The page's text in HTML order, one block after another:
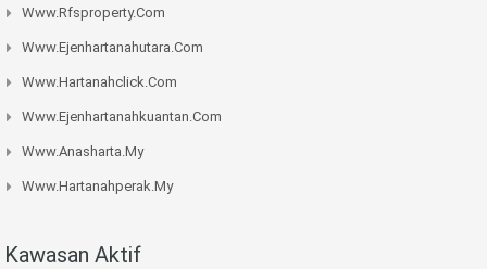
Www.rfsproperty.com
Www.ejenhartanahutara.com
Www.hartanahclick.com
Www.ejenhartanahkuantan.com
Www.anasharta.my
Www.hartanahperak.my
Kawasan Aktif